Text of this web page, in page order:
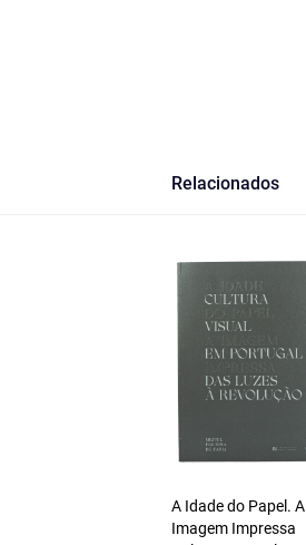
Relacionados
A Idade do Papel. A
Imagem Impressa